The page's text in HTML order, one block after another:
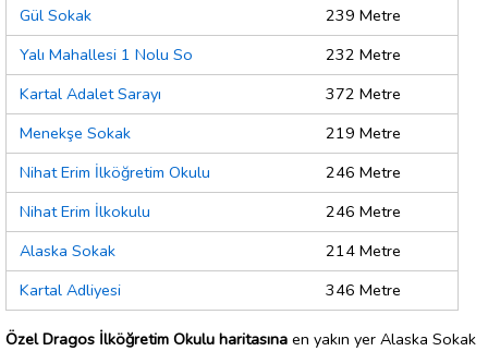
Gül Sokak
239 Metre
Yalı Mahallesi 1 Nolu So
232 Metre
Kartal Adalet Sarayı
372 Metre
Menekşe Sokak
219 Metre
Nihat Erim İlköğretim Okulu
246 Metre
Nihat Erim İlkokulu
246 Metre
Alaska Sokak
214 Metre
Kartal Adliyesi
346 Metre
Özel Dragos İlköğretim Okulu haritasına en yakın yer Alaska Sokak